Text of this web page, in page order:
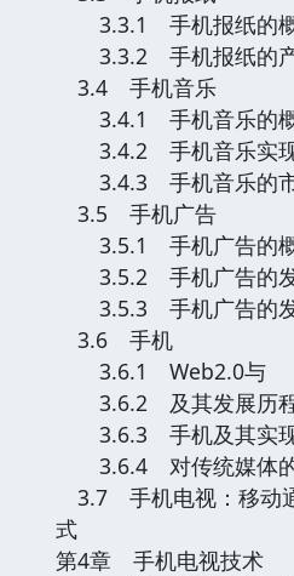
3.3.1 手机报纸的
3.3.2 手机报纸的产
3.4 手机音乐
3.4.1 手机音乐的
3.4.2 手机音乐实
3.4.3 手机音乐的
3.5 手机广告
3.5.1 手机广告的
3.5.2 手机广告的发
3.5.3 手机广告的
3.6 手机
3.6.1 Web2.0与
3.6.2 及其发展历
3.6.3 手机及其实
3.6.4 对传统媒体
3.7 手机电视：移动
式
第4章 手机电视技术